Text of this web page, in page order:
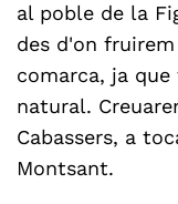
al poble de la
des d'on
comarca, ja
natural.
Cabassers, a
Montsant.